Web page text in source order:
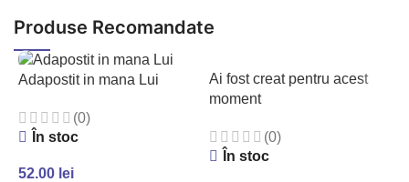
Produse Recomandate
Adapostit in mana Lui
(0)
În stoc
52.00 lei
Ai fost creat pentru acest
moment
(0)
În stoc